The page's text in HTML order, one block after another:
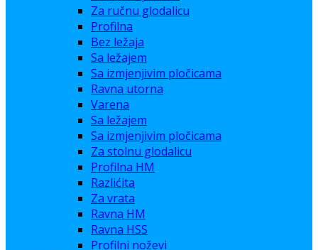
Za ručnu glodalicu
Profilna
Bez ležaja
Sa ležajem
Sa izmjenjivim pločicama
Ravna utorna
Varena
Sa ležajem
Sa izmjenjivim pločicama
Za stolnu glodalicu
Profilna HM
Razlićita
Za vrata
Ravna HM
Ravna HSS
Profilni noževi